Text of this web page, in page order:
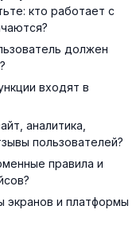
кто работает с
должен
входят в
аналитика,
пользователей?
правила и
экранов и платформы